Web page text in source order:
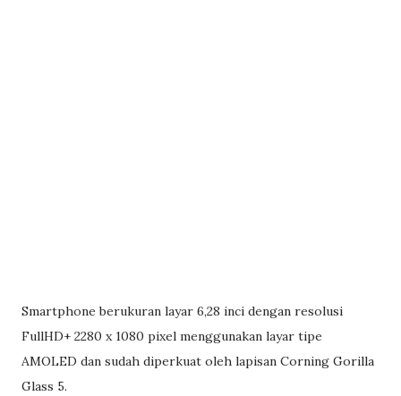
Smartphone berukuran layar 6,28 inci dengan resolusi
FullHD+ 2280 x 1080 pixel menggunakan layar tipe
AMOLED dan sudah diperkuat oleh lapisan Corning Gorilla
Glass 5.